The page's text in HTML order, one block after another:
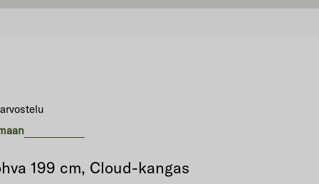
199 cm, Cloud-kangas